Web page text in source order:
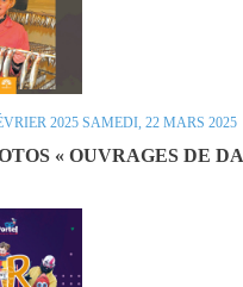
« OUVRAGES DE
2025 SAMEDI, 22 MARS 2025